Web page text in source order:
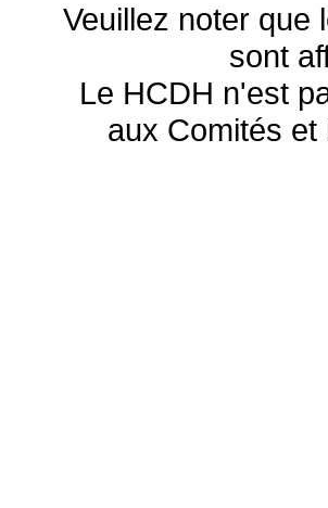
Veuillez noter que
sont
Le HCDH n'est
aux Comités